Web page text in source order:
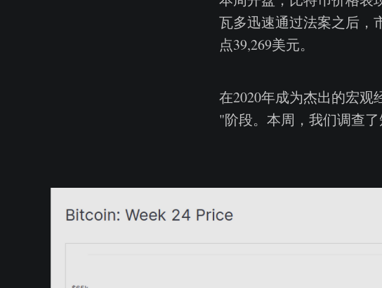
瓦多迅速通过法案之后，
点39,269美元。
在2020年成为杰出的宏
"阶段。本周，我们调查